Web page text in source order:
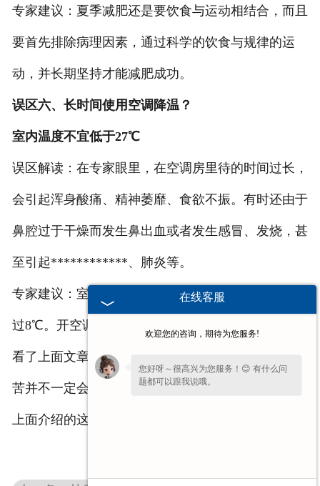
专家建议：夏季减肥还是要饮食与运动相结合，而且
要首先排除病理因素，通过科学的饮食与规律的运
动，并长期坚持才能减肥成功。
误区六、长时间使用空调降温？
室内温度不宜低于27℃
误区解读：在专家眼里，在空调房里待的时间过长，
会引起浑身酸痛、精神萎靡、食欲不振。有时还由于
鼻腔过于干燥而发生鼻出血或者发生感冒、发烧，甚
至引起************、肺炎等。
专家建议：室内温度不要低于27℃，室内外温差不超
过8℃。开空调的房间不要长期关闭，要经常通风。
看了上面文章大家应该知道一些夏季降温的误区，吃
苦并不一定会降火，喝绿豆汤也不是所有人都适宜，
上面介绍的这些大家都要注意。
在线客服
欢迎您的咨询，期待为您服务!
您好呀～很高兴为您服务！😊 有什么问
题都可以跟我说哦。